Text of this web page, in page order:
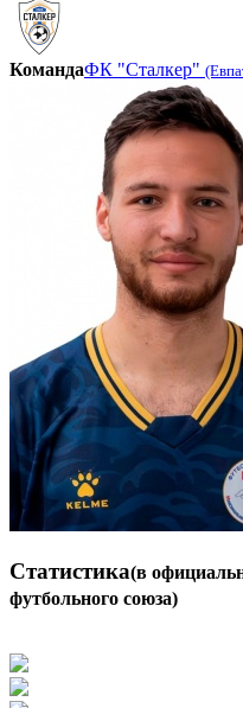
КомандаФК "Сталкер"
Статистика(в
футбольного союза)